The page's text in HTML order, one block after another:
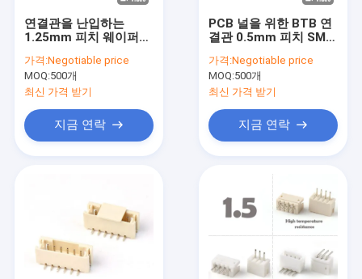
연결관을 난입하는
1.25mm 피치 웨이퍼
8 핀 철사
가격:Negotiable price
MOQ:500개
최신 가격 받기
지금 연락
PCB 널을 위한 BTB 연
결관 0.5mm 피치 SMT
2x25P 널
가격:Negotiable price
MOQ:500개
최신 가격 받기
지금 연락